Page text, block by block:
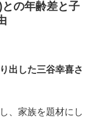
の年齢差と子
出した三谷幸喜さ
、家族を題材にし